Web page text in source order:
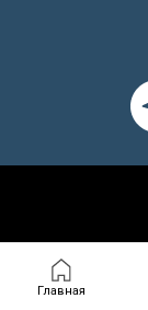
Главная